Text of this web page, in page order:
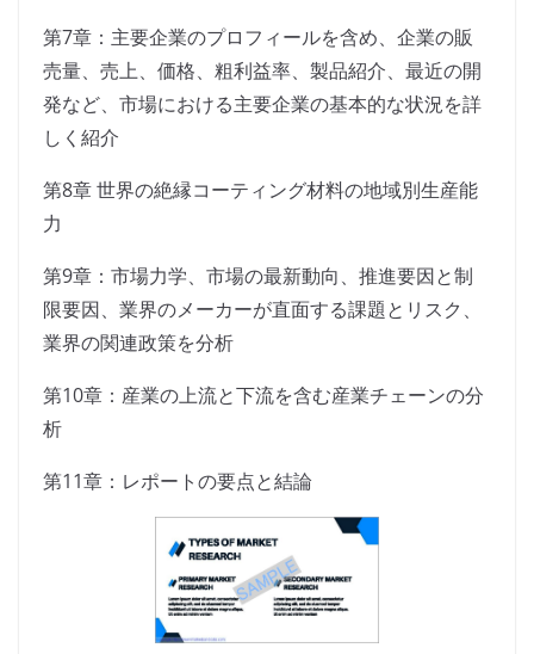
第7章：主要企業のプロフィールを含め、企業の販
売量、売上、価格、粗利益率、製品紹介、最近の開
発など、市場における主要企業の基本的な状況を詳
しく紹介
第8章 世界の絶縁コーティング材料の地域別生産能
力
第9章：市場力学、市場の最新動向、推進要因と制
限要因、業界のメーカーが直面する課題とリスク、
業界の関連政策を分析
第10章：産業の上流と下流を含む産業チェーンの分
析
第11章：レポートの要点と結論